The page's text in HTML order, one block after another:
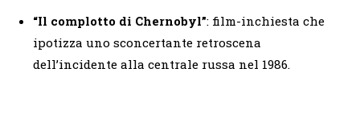
“Il complotto di Chernobyl”: film-inchiesta che
ipotizza uno sconcertante retroscena
dell’incidente alla centrale russa nel 1986.